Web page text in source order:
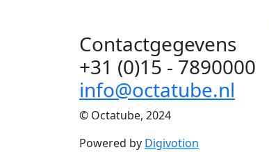
Contactgegevens
+31 (0)15 - 7890000
info@octatube.nl
© Octatube, 2024
Powered by Digivotion